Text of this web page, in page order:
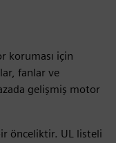
koruması için
fanlar ve
gelişmiş motor
önceliktir. UL listeli